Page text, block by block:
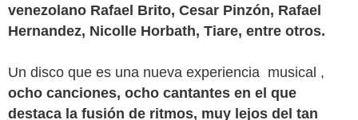
venezolano Rafael Brito, Cesar Pinzón, Rafael
Hernandez, Nicolle Horbath, Tiare, entre otros.
Un disco que es una nueva experiencia musical ,
ocho canciones, ocho cantantes en el que
destaca la fusión de ritmos, muy lejos del tan